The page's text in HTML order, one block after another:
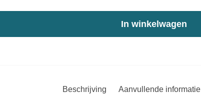
In winkelwagen
Beschrijving Aanvullende informatie